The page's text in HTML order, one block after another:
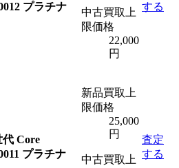
プラチナ
中古買取上
限価格
22,000
円
する
代 Core
プラチナ
新品買取上
限価格
25,000
円
中古買取上
査定
する